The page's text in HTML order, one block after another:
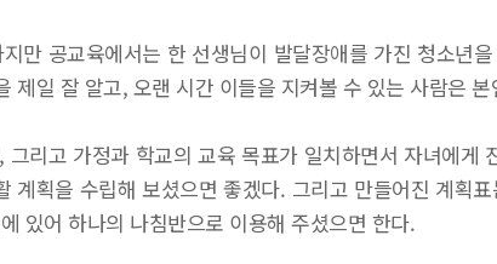
만 공교육에서는 한 선생님이 발달장애를 가진 청소년
제일 잘 알고, 오랜 시간 이들을 지켜볼 수 있는 사람은
리고 가정과 학교의 교육 목표가 일치하면서 자녀에게
획을 수립해 보셨으면 좋겠다. 그리고 만들어진 계획
있어 하나의 나침반으로 이용해 주셨으면 한다.